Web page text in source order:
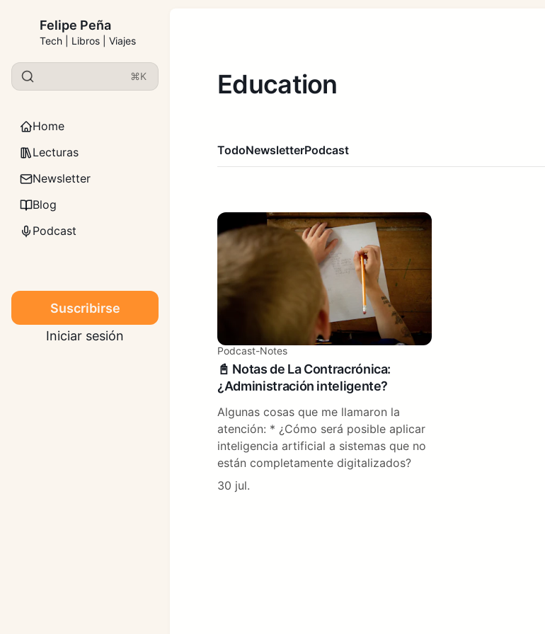
Felipe Peña
Tech | Libros | Viajes
⌘K
Home
Lecturas
Newsletter
Blog
Podcast
Suscribirse
Iniciar sesión
Education
TodoNewsletterPodcast
Podcast-Notes
📓 Notas de La Contracrónica:
¿Administración inteligente?
Algunas cosas que me llamaron la
atención: * ¿Cómo será posible aplicar
inteligencia artificial a sistemas que no
están completamente digitalizados?
30 jul.